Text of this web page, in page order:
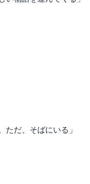
ただ、そばにいる」